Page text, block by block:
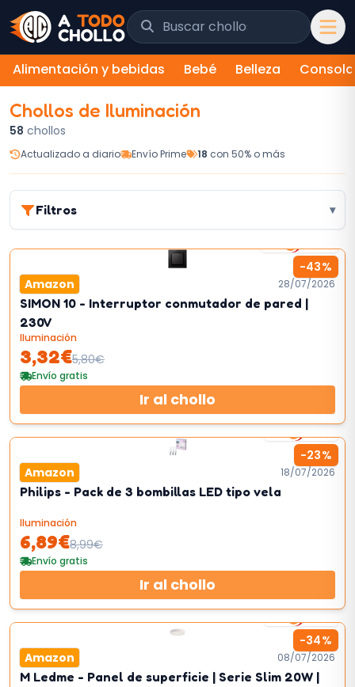
Saltar al contenido
Buscar chollos y tiendas
Alimentación y bebidas Bebé Belleza
Chollos de Iluminación
58 chollos
Actualizado a diario Envío Prime 18 con 50% o más
Filtros ▾
-43%
Amazon 28/07/2026
SIMON 10 - Interruptor conmutador de pared |
230V
Iluminación
3,32€5,80€
Envío gratis
Ir al chollo
-23%
1km/h
Amazon 18/07/2026
Philips - Pack de 3 bombillas LED tipo vela
Iluminación
6,89€8,99€
Envío gratis
Ir al chollo
-34%
1km/h
Amazon 08/07/2026
M Ledme - Panel de superficie | Serie Slim 20W |